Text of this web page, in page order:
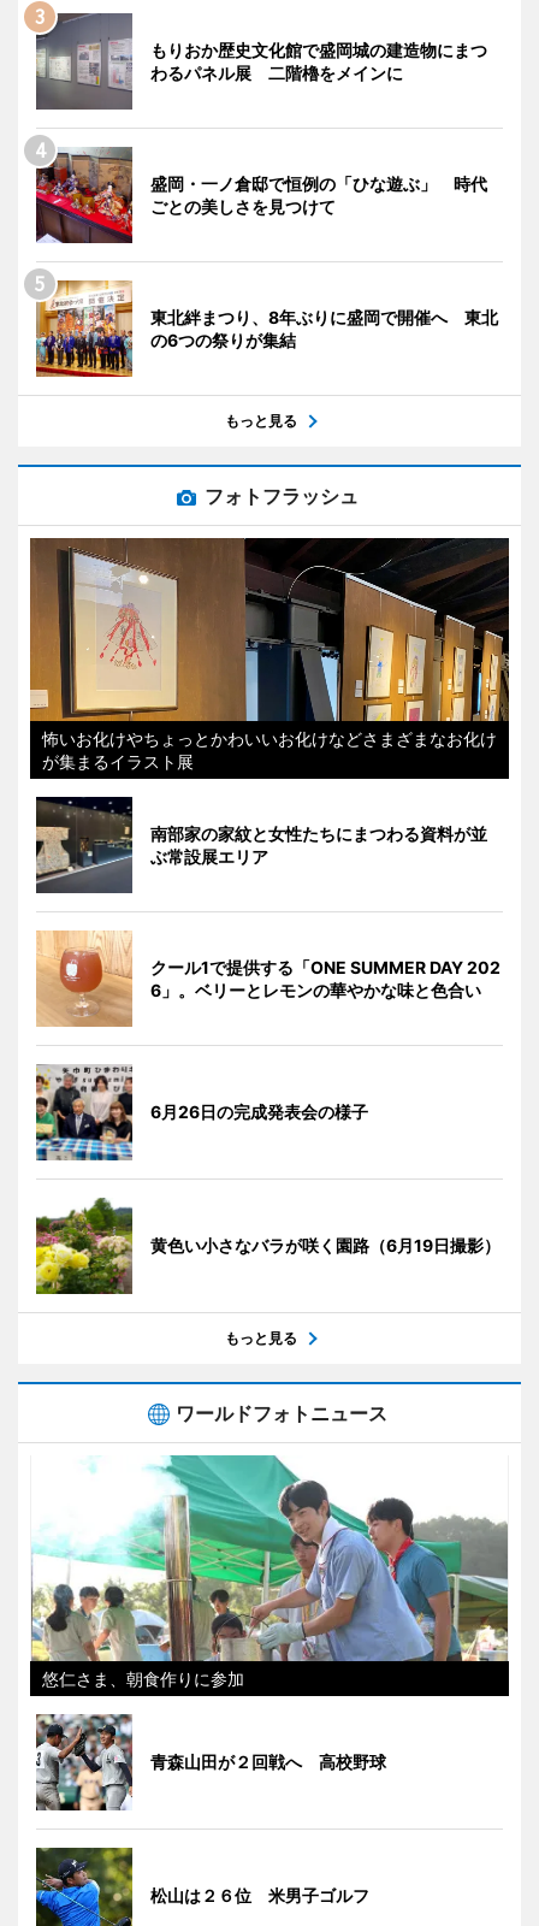
もりおか歴史文化館で盛岡城の建造物にまつ
わるパネル展 二階櫓をメインに
盛岡・一ノ倉邸で恒例の「ひな遊ぶ」 時代
ごとの美しさを見つけて
東北絆まつり、8年ぶりに盛岡で開催へ 東北
の6つの祭りが集結
もっと見る
フォトフラッシュ
怖いお化けやちょっとかわいいお化けなどさまざまなお化け
が集まるイラスト展
南部家の家紋と女性たちにまつわる資料が並
ぶ常設展エリア
クール1で提供する「ONE SUMMER DAY 202
6」。ベリーとレモンの華やかな味と色合い
6月26日の完成発表会の様子
黄色い小さなバラが咲く園路（6月19日撮影）
もっと見る
ワールドフォトニュース
悠仁さま、朝食作りに参加
青森山田が２回戦へ 高校野球
松山は２６位 米男子ゴルフ